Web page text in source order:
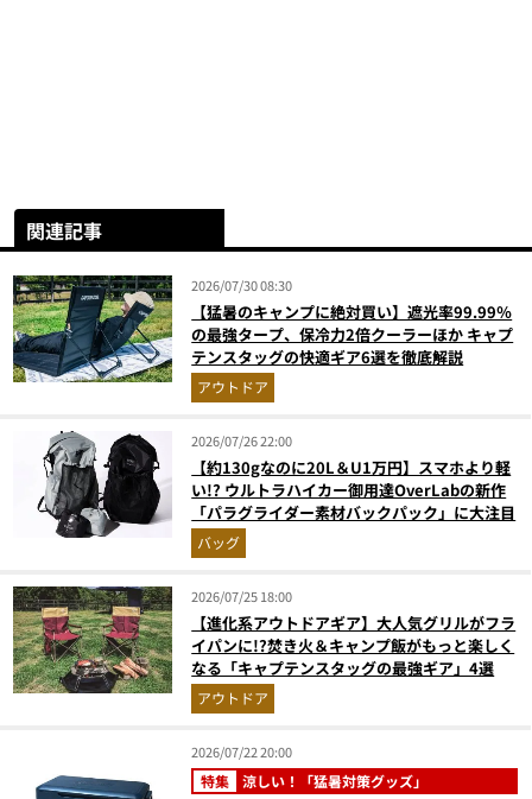
関連記事
2026/07/30 08:30
【猛暑のキャンプに絶対買い】遮光率99.99％
の最強タープ、保冷力2倍クーラーほか キャプ
テンスタッグの快適ギア6選を徹底解説
アウトドア
2026/07/26 22:00
【約130gなのに20L＆U1万円】スマホより軽
い!? ウルトラハイカー御用達OverLabの新作
「パラグライダー素材バックパック」に大注目
バッグ
2026/07/25 18:00
【進化系アウトドアギア】大人気グリルがフラ
イパンに!?焚き火＆キャンプ飯がもっと楽しく
なる「キャプテンスタッグの最強ギア」4選
アウトドア
2026/07/22 20:00
特集 涼しい！「猛暑対策グッズ」